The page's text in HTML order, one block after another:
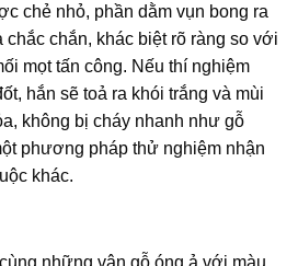
chẻ nhỏ, phần dằm vụn bong ra
chắn, khác biệt rõ ràng so với
mọt tấn công. Nếu thí nghiệm
hắn sẽ toả ra khói trắng và mùi
không bị cháy nhanh như gỗ
phương pháp thử nghiệm nhận
khác.
những vân gỗ óng ả với màu